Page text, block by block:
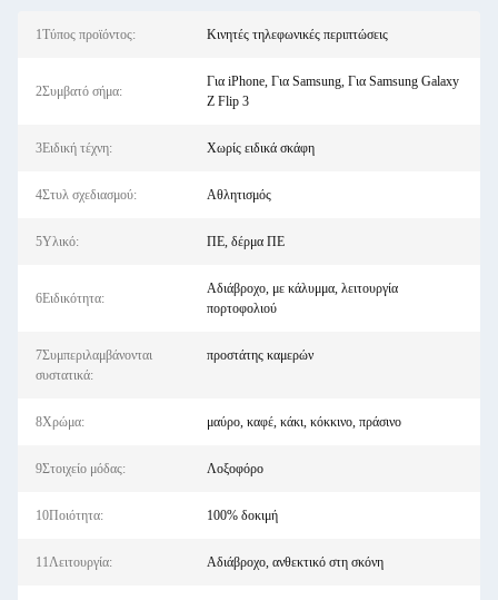
1Τύπος προϊόντος: Κινητές τηλεφωνικές περιπτώσεις
2Συμβατό σήμα:
Για iPhone, Για Samsung, Για Samsung Galaxy
Z Flip 3
3Ειδική τέχνη: Χωρίς ειδικά σκάφη
4Στυλ σχεδιασμού: Αθλητισμός
5Υλικό: ΠΕ, δέρμα ΠΕ
6Ειδικότητα:
Αδιάβροχο, με κάλυμμα, λειτουργία
πορτοφολιού
7Συμπεριλαμβάνονται
συστατικά:
προστάτης καμερών
8Χρώμα: μαύρο, καφέ, κάκι, κόκκινο, πράσινο
9Στοιχείο μόδας: Λοξοφόρο
10Ποιότητα: 100% δοκιμή
11Λειτουργία: Αδιάβροχο, ανθεκτικό στη σκόνη